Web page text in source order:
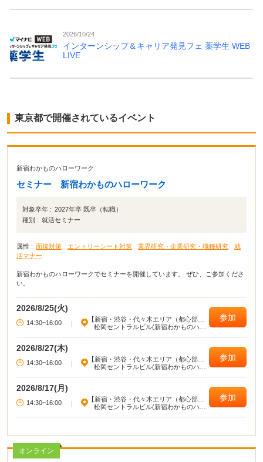
2026/10/24
インターンシップ＆キャリア発見フェ 薬学生 WEB
LIVE
東京都で開催されているイベント
新宿わかものハローワーク
セミナー 新宿わかものハローワーク
対象卒年 : 2027年卒 既卒（転職）
種別 : 就活セミナー
属性 : 面接対策 エントリーシート対策 業界研究・企業研究・職種研究
就
活マナー
新宿わかものハローワークでセミナーを開催しています。 ぜひ、ご参加くださ
い。
2026/8/25(火)
14:30~16:00 |
【新宿・渋谷・代々木エリア（都心部西
部）】
松岡セントラルビル(新宿わかものハロ
参加
2026/8/27(木)
14:30~16:00 |
【新宿・渋谷・代々木エリア（都心部西
部）】
松岡セントラルビル(新宿わかものハロ
参加
2026/8/17(月)
14:30~16:00 |
【新宿・渋谷・代々木エリア（都心部西
部）】
松岡セントラルビル(新宿わかものハロ
参加
オンライン